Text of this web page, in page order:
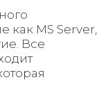
как MS Server,
Все